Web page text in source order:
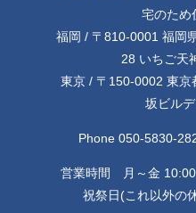
宅のため
福岡 / 〒810-0001 福岡
28 いちご天
東京 / 〒150-0002 東
坂ビル
Phone 050-5830-
営業時間 月～金
祝祭日(これ以外の